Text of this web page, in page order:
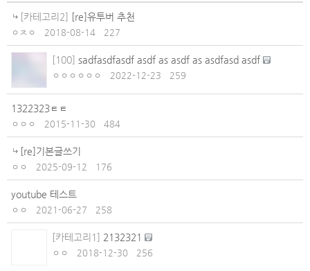
[카테고리2] [re]유투버 추천
ㅇㅈㅇ 2018-08-14 227
[100] sadfasdfasdf asdf as asdf as asdfasd asdf
ㅇㅇㅇㅇㅇㅇ 2022-12-23 259
1322323ㅌㅌ
ㅇㅇㅇ 2015-11-30 484
[re]기본글쓰기
ㅇㅇ 2025-09-12 176
youtube 테스트
ㅇㅇ 2021-06-27 258
[카테고리1] 2132321
ㅇㅇ 2018-12-30 256